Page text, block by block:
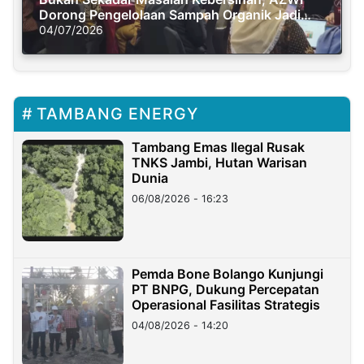
Dorong Pengelolaan Sampah Organik Jadi
Solusi Krisis Iklim
04/07/2026
TAMBANG ENERGY
Tambang Emas Ilegal Rusak
TNKS Jambi, Hutan Warisan
Dunia
06/08/2026 - 16:23
Pemda Bone Bolango Kunjungi
PT BNPG, Dukung Percepatan
Operasional Fasilitas Strategis
04/08/2026 - 14:20